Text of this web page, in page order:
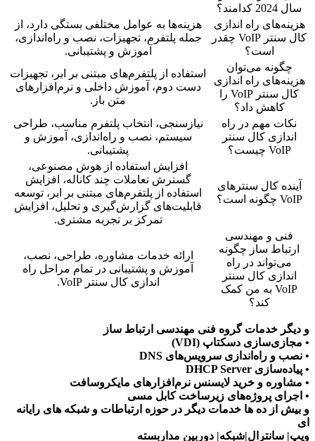
سال 2024 کدامند؟
هزینه‌های راه اندازی
کال سنتر VoIP چقدر
است؟
هزینه‌ها به عوامل مختلفی بستگی دارد، از
جمله پلتفرم، تجهیزات، نصب و راه‌اندازی،
آموزش و پشتیبانی.
چگونه می‌توان
هزینه‌های راه اندازی
کال سنتر VoIP را
کاهش داد؟
استفاده از پلتفرم‌های مبتنی بر ابر، تجهیزات
دست دوم، آموزش داخلی و نرم‌افزارهای
متن باز.
نکات مهم در راه
اندازی کال سنتر
VoIP چیست؟
نیازسنجی، انتخاب پلتفرم مناسب، طراحی
سیستم، نصب و راه‌اندازی، آموزش و
پشتیبانی.
آینده کال سنترهای
VoIP چگونه است؟
افزایش استفاده از هوش مصنوعی،
گسترش تعاملات چند کاناله، افزایش
استفاده از پلتفرم‌های مبتنی بر ابر، توسعه
قابلیت‌های گزارش‌گیری و تحلیل، افزایش
تمرکز بر تجربه مشتری.
فنی و مهندسی
ارتباط ساز چگونه
می‌تواند در راه
اندازی کال سنتر
VoIP به من کمک
کند؟
ارائه خدمات مشاوره، طراحی، نصب،
آموزش و پشتیبانی در تمام مراحل راه
اندازی کال سنتر VoIP.
و دیگر خدمات گروه فنی مهندسی ارتباط ساز
• مجازی‌سازی دسکتاپ (VDI)
• نصب و راه‌اندازی سرویس‌های DNS
• پیاده‌سازی DHCP Server
• مشاوره و خرید لایسنس نرم‌افزارهای مایکروسافت
• اجرای پروژه‌های زیرساخت کابل مسی
و بیش از ده ها خدمات دیگر در حوزه ارتباطات و شبکه های رایانه
ای
ویپ| سانترال|شبکه| دوربین مداربسته